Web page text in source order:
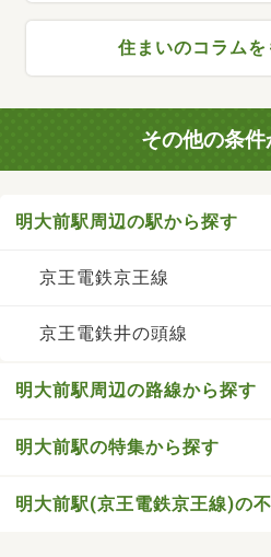
住まいのコラムを
その他の条
明大前駅周辺の駅から探す
京王電鉄京王線
京王電鉄井の頭線
明大前駅周辺の路線から探す
明大前駅の特集から探す
明大前駅(京王電鉄京王線)の